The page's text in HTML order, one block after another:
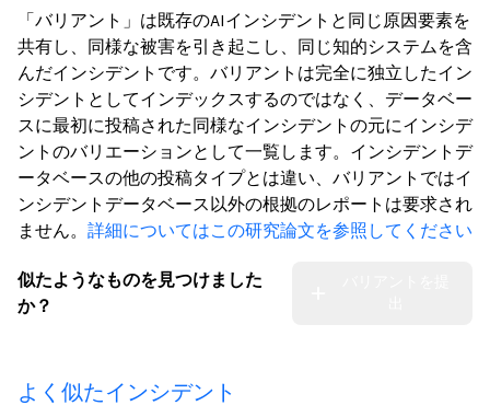
「バリアント」は既存のAIインシデントと同じ原因要素を
共有し、同様な被害を引き起こし、同じ知的システムを含
んだインシデントです。バリアントは完全に独立したイン
シデントとしてインデックスするのではなく、データベー
スに最初に投稿された同様なインシデントの元にインシデ
ントのバリエーションとして一覧します。インシデントデ
ータベースの他の投稿タイプとは違い、バリアントではイ
ンシデントデータベース以外の根拠のレポートは要求され
ません。 詳細についてはこの研究論文を参照してください
似たようなものを見つけました
か？
よく似たインシデント